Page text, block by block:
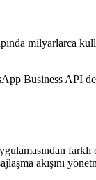
milyarlarca
Business API
farklı
akışını